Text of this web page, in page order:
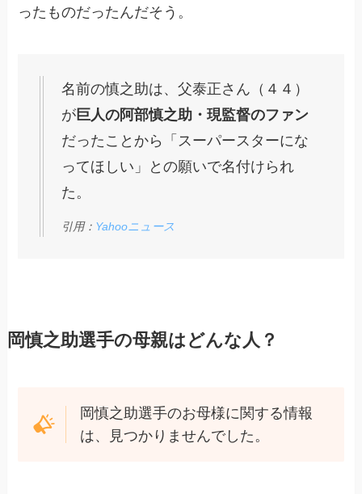
ったものだったんだそう。
名前の慎之助は、父泰正さん（４４）
が巨人の阿部慎之助・現監督のファン
だったことから「スーパースターにな
ってほしい」との願いで名付けられ
た。
引用： Yahooニュース
岡慎之助選手の母親はどんな人？
岡慎之助選手のお母様に関する情報
は、見つかりませんでした。